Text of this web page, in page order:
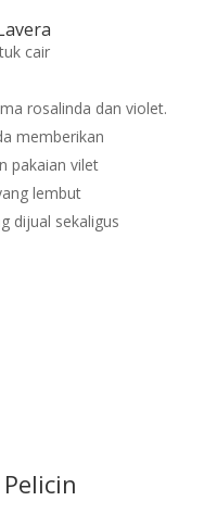
cair
rosalinda dan violet.
memberikan
pakaian vilet
lembut
dijual sekaligus